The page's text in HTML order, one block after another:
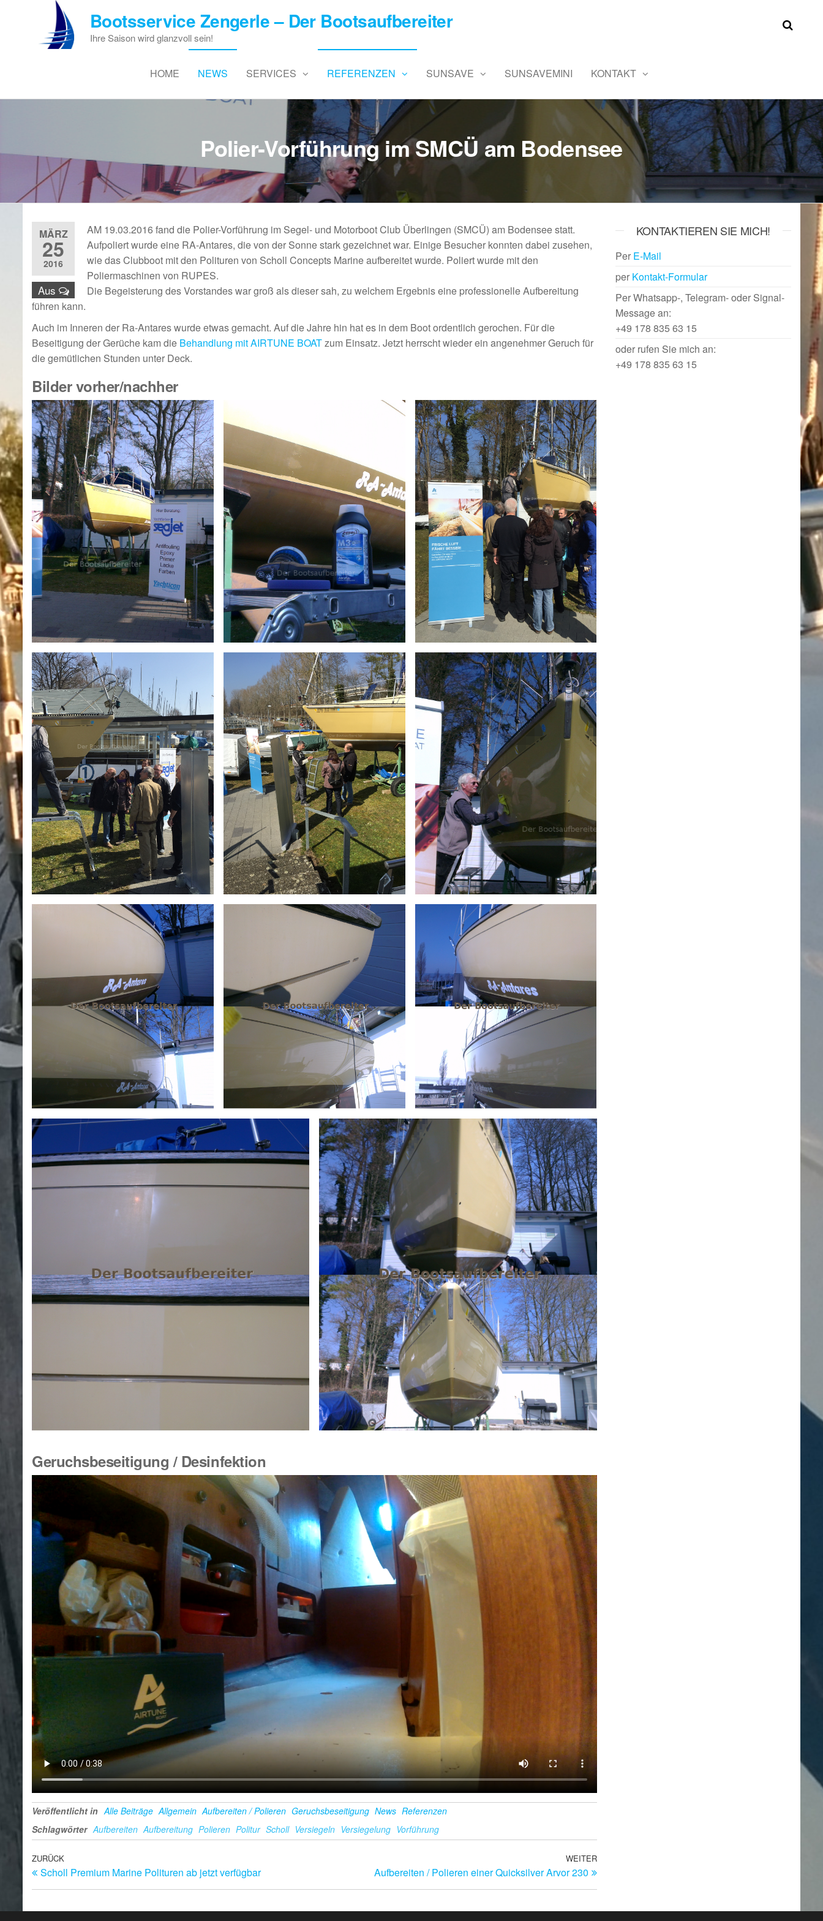
Bootsservice Zengerle – Der Bootsaufbereiter
Ihre Saison wird glanzvoll sein!
HOME NEWS SERVICES REFERENZEN SUNSAVE SUNSAVEMINI KONTAKT
Polier-Vorführung im SMCÜ am Bodensee
MÄRZ
25
2016
Aus
AM 19.03.2016 fand die Polier-Vorführung im Segel- und Motorboot Club Überlingen (SMCÜ) am Bodensee statt.
Aufpoliert wurde eine RA-Antares, die von der Sonne stark gezeichnet war. Einige Besucher konnten dabei zusehen,
wie das Clubboot mit den Polituren von Scholl Concepts Marine aufbereitet wurde. Poliert wurde mit den
Poliermaschinen von RUPES.
Die Begeisterung des Vorstandes war groß als dieser sah, zu welchem Ergebnis eine professionelle Aufbereitung
führen kann.
Auch im Inneren der Ra-Antares wurde etwas gemacht. Auf die Jahre hin hat es in dem Boot ordentlich gerochen. Für die
Beseitigung der Gerüche kam die Behandlung mit AIRTUNE BOATzum Einsatz. Jetzt herrscht wieder ein angenehmer Geruch für
die gemütlichen Stunden unter Deck.
Bilder vorher/nachher
Geruchsbeseitigung / Desinfektion
Veröffentlicht in Alle Beiträge Allgemein Aufbereiten / Polieren Geruchsbeseitigung News Referenzen
Schlagwörter Aufbereiten Aufbereitung Polieren Politur Scholl Versiegeln Versiegelung Vorführung
Beitragsnavigation
Vorheriger
Beitrag
ZURÜCK
Scholl Premium Marine Polituren ab jetzt verfügbar
Nächster
Beitrag
WEITER
Aufbereiten / Polieren einer Quicksilver Arvor 230
KONTAKTIEREN SIE MICH!
Per E-Mail
per Kontakt-Formular
Per Whatsapp-, Telegram- oder Signal-
Message an:
+49 178 835 63 15
oder rufen Sie mich an:
+49 178 835 63 15